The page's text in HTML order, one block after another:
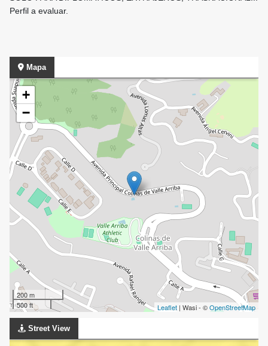
Perfil a evaluar.
Mapa
+
−
200 m
500 ft
Leaflet | Wasi - ©OpenStreetMap
Street View